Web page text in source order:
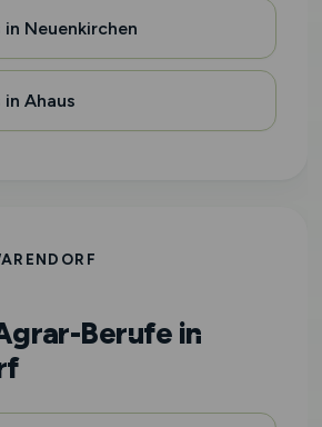
Neuenkirchen
Ahaus
Berufe in